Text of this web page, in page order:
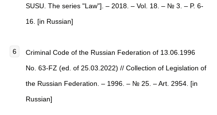
SUSU. The series "Law"]. – 2018. – Vol. 18. – № 3. – P. 6-
16. [in Russian]
Criminal Code of the Russian Federation of 13.06.1996
No. 63-FZ (ed. of 25.03.2022) // Collection of Legislation of
the Russian Federation. – 1996. – № 25. – Art. 2954. [in
Russian]